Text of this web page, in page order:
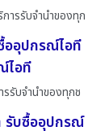
ารรับจำนำของทุก
ออุปกรณ์ไอที
ไอที
รับจำนำของทุกช
รับซื้ออุปกรณ์